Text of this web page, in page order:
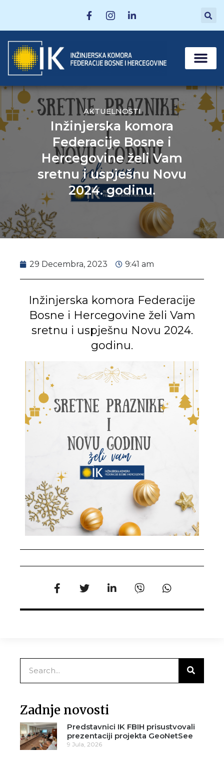
AKTUELNOSTI
Inžinjerska komora
Federacije Bosne i
Hercegovine želi Vam
sretnu i uspješnu Novu
2024. godinu.
29 Decembra, 2023 9:41 am
Inžinjerska komora Federacije
Bosne i Hercegovine želi Vam
sretnu i uspješnu Novu 2024.
godinu.
Zadnje novosti
Predstavnici IK FBIH prisustvovali
prezentaciji projekta GeoNetSee
9 Jula, 2026